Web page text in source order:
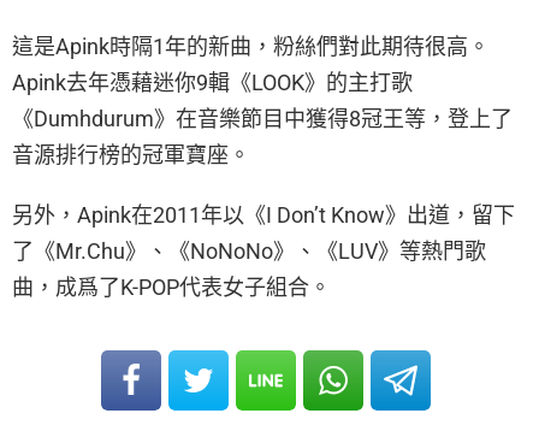
這是Apink時隔1年的新曲，粉絲們對此期待很高。
Apink去年憑藉迷你9輯《LOOK》的主打歌
《Dumhdurum》在音樂節目中獲得8冠王等，登上了
音源排行榜的冠軍寶座。
另外，Apink在2011年以《I Don’t Know》出道，留下
了《Mr.Chu》、《NoNoNo》、《LUV》等熱門歌
曲，成爲了K-POP代表女子組合。